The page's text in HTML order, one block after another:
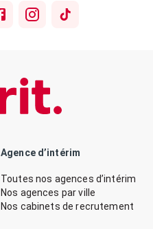
Agence d’intérim
Toutes nos agences d’intérim
Nos agences par ville
Nos cabinets de recrutement